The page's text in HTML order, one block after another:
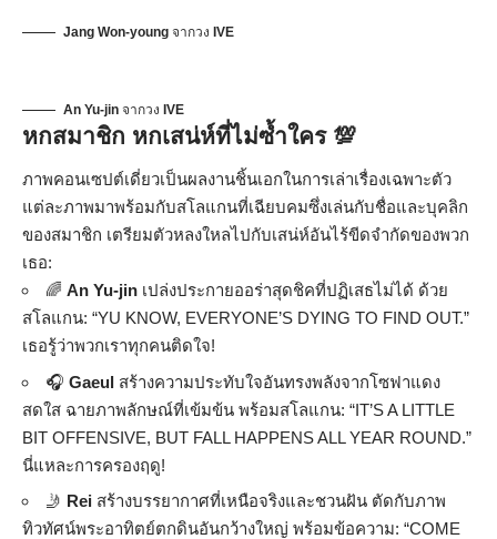
Jang Won-young จากวง IVE
An Yu-jin จากวง IVE
หกสมาชิก หกเสน่ห์ที่ไม่ซ้ำใคร 💯
ภาพคอนเซปต์เดี่ยวเป็นผลงานชิ้นเอกในการเล่าเรื่องเฉพาะตัว
แต่ละภาพมาพร้อมกับสโลแกนที่เฉียบคมซึ่งเล่นกับชื่อและบุคลิก
ของสมาชิก เตรียมตัวหลงใหลไปกับเสน่ห์อันไร้ขีดจำกัดของพวก
เธอ:
🌈 An Yu-jin เปล่งประกายออร่าสุดชิคที่ปฏิเสธไม่ได้ ด้วย
สโลแกน: “YU KNOW, EVERYONE’S DYING TO FIND OUT.”
เธอรู้ว่าพวกเราทุกคนติดใจ!
🎧 Gaeul สร้างความประทับใจอันทรงพลังจากโซฟาแดง
สดใส ฉายภาพลักษณ์ที่เข้มข้น พร้อมสโลแกน: “IT’S A LITTLE
BIT OFFENSIVE, BUT FALL HAPPENS ALL YEAR ROUND.”
นี่แหละการครองฤดู!
🤳 Rei สร้างบรรยากาศที่เหนือจริงและชวนฝัน ตัดกับภาพ
ทิวทัศน์พระอาทิตย์ตกดินอันกว้างใหญ่ พร้อมข้อความ: “COME